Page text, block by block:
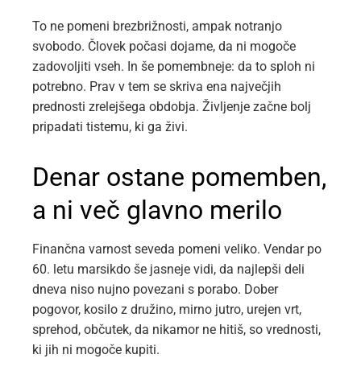
To ne pomeni brezbrižnosti, ampak notranjo
svobodo. Človek počasi dojame, da ni mogoče
zadovoljiti vseh. In še pomembneje: da to sploh ni
potrebno. Prav v tem se skriva ena največjih
prednosti zrelejšega obdobja. Življenje začne bolj
pripadati tistemu, ki ga živi.
Denar ostane pomemben,
a ni več glavno merilo
Finančna varnost seveda pomeni veliko. Vendar po
60. letu marsikdo še jasneje vidi, da najlepši deli
dneva niso nujno povezani s porabo. Dober
pogovor, kosilo z družino, mirno jutro, urejen vrt,
sprehod, občutek, da nikamor ne hitiš, so vrednosti,
ki jih ni mogoče kupiti.